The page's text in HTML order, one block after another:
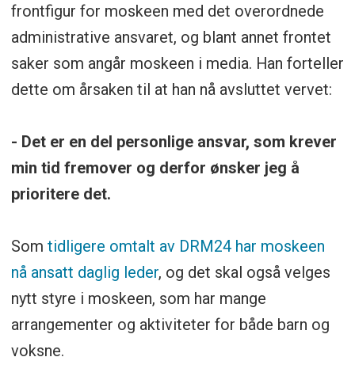
frontfigur for moskeen med det overordnede
administrative ansvaret, og blant annet frontet
saker som angår moskeen i media. Han forteller
dette om årsaken til at han nå avsluttet vervet:
- Det er en del personlige ansvar, som krever
min tid fremover og derfor ønsker jeg å
prioritere det.
Som tidligere omtalt av DRM24 har moskeen
nå ansatt daglig leder, og det skal også velges
nytt styre i moskeen, som har mange
arrangementer og aktiviteter for både barn og
voksne.